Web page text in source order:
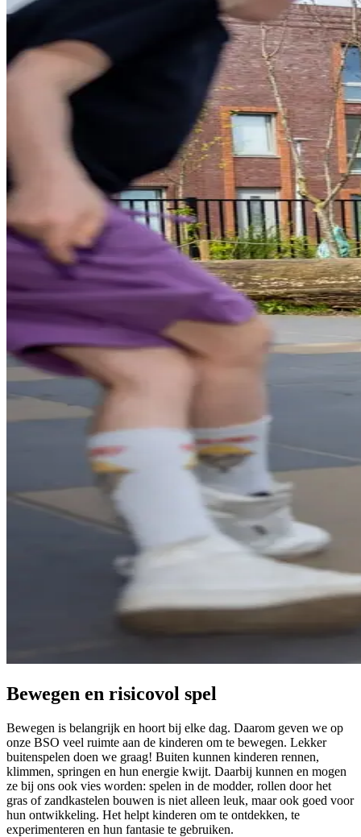
Bewegen en risicovol spel
Bewegen is belangrijk en hoort bij elke dag. Daarom geven we op
onze BSO veel ruimte aan de kinderen om te bewegen. Lekker
buitenspelen doen we graag! Buiten kunnen kinderen rennen,
klimmen, springen en hun energie kwijt. Daarbij kunnen en mogen
ze bij ons ook vies worden: spelen in de modder, rollen door het
gras of zandkastelen bouwen is niet alleen leuk, maar ook goed voor
hun ontwikkeling. Het helpt kinderen om te ontdekken, te
experimenteren en hun fantasie te gebruiken.